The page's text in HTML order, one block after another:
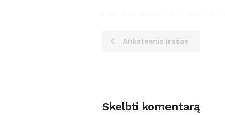
Ankstesnis įrašas
Skelbti komentarą